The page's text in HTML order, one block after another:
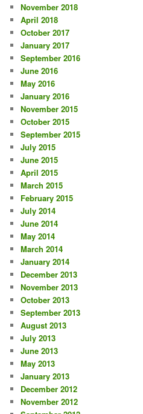
November 2018
April 2018
October 2017
January 2017
September 2016
June 2016
May 2016
January 2016
November 2015
October 2015
September 2015
July 2015
June 2015
April 2015
March 2015
February 2015
July 2014
June 2014
May 2014
March 2014
January 2014
December 2013
November 2013
October 2013
September 2013
August 2013
July 2013
June 2013
May 2013
January 2013
December 2012
November 2012